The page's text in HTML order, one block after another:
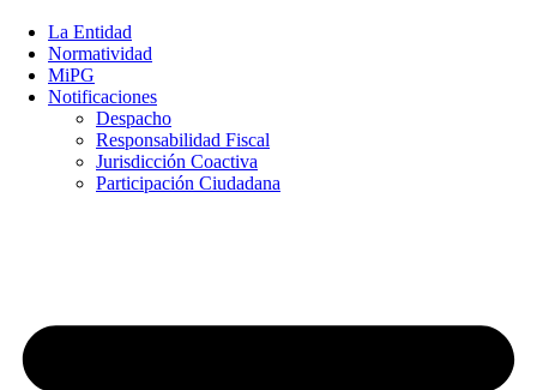
La Entidad
Normatividad
MiPG
Notificaciones
Despacho
Responsabilidad Fiscal
Jurisdicción Coactiva
Participación Ciudadana